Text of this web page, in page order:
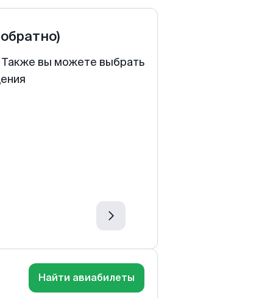
Также вы можете выбрать
Найти авиабилеты